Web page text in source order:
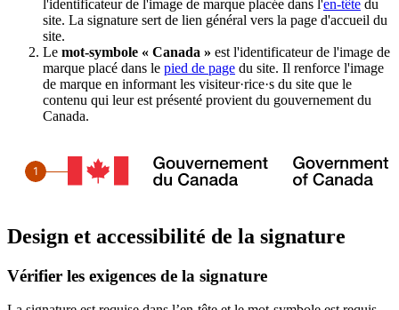
l'identificateur de l'image de marque placée dans l'en-tête du
site. La signature sert de lien général vers la page d'accueil du
site.
Le mot-symbole « Canada » est l'identificateur de l'image de
marque placé dans le pied de page du site. Il renforce l'image
de marque en informant les visiteur·rice·s du site que le
contenu qui leur est présenté provient du gouvernement du
Canada.
Design et accessibilité de la signature
Vérifier les exigences de la signature